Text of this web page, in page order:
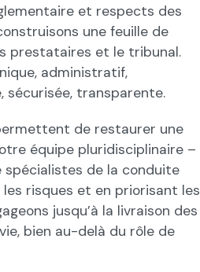
et respects des
une feuille de
prestataires et le tribunal.
administratif,
transparente.
de restaurer une
équipe pluridisciplinaire –
spécialistes de la conduite
risques et en priorisant les
jusqu’à la livraison des
bien au-delà du rôle de